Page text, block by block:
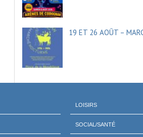
19 ET 26 AOÛT –
LOISIRS
SOCIAL/SANTÉ